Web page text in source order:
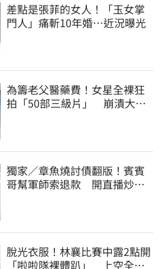
差點是張菲的女人！「玉女掌
門人」痛斬10年婚…近況曝光
為籌老父醫藥費！女星全裸狂
拍「50部三級片」 崩潰大
獨家／章魚燒討債翻版！賓賓
哥幫軍師索退款 開直播炒作
脫光衣服！林襄比賽中露2點開
「啦啦隊裸體趴」 上空全裸